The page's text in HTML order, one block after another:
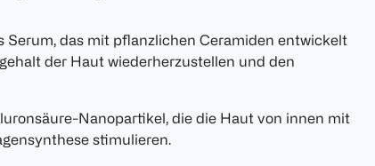
das mit pflanzlichen Ceramiden entwickelt
der Haut wiederherzustellen und den
Nanopartikel, die die Haut von innen mit
stimulieren.